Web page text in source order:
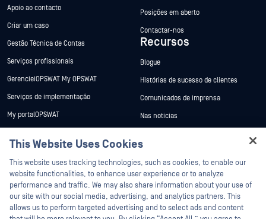
Apoio ao contacto
Criar um caso
Gestão Técnica de Contas
Serviços profissionais
GerencieiOPSWAT My OPSWAT
Serviços de implementação
My portalOPSWAT
Programa de Vulnerabilidades
Parceiros
Certificação
Posições em aberto
Contactar-nos
Recursos
Blogue
Histórias de sucesso de clientes
Comunicados de imprensa
Nas notícias
Fichas de dados
Livros brancos
Ferramentas gratuitas
This Website Uses Cookies
This website uses tracking technologies, such as cookies, to enable our
website functionalities, to enhance user experience or to analyze
performance and traffic. We may also share information about your use of
our site with our social media, advertising, and analytics partners. This
allows us to perform targeted advertising and to select ads and content